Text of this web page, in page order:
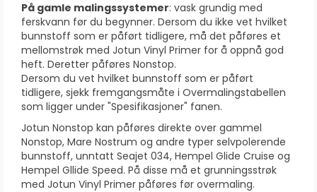
På gamle malingssystemer: vask grundig med
ferskvann før du begynner. Dersom du ikke vet hvilket
bunnstoff som er påført tidligere, må det påføres et
mellomstrøk med Jotun Vinyl Primer for å oppnå god
heft. Deretter påføres Nonstop.
Dersom du vet hvilket bunnstoff som er påført
tidligere, sjekk fremgangsmåte i Overmalingstabellen
som ligger under "Spesifikasjoner" fanen.
Jotun Nonstop kan påføres direkte over gammel
Nonstop, Mare Nostrum og andre typer selvpolerende
bunnstoff, unntatt Seajet 034, Hempel Glide Cruise og
Hempel Gllide Speed. På disse må et grunningsstrøk
med Jotun Vinyl Primer påføres før overmaling.